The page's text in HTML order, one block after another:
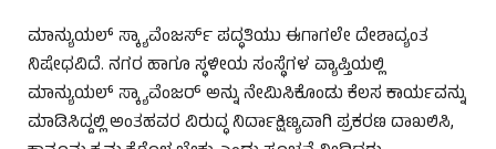
ಮಾನ್ಯುಯಲ್ ಸ್ಕ್ಯಾವೆಂಜರ್ಸ್ ಪದ್ಧತಿಯು ಈಗಾಗಲೇ ದೇಶಾದ್ಯಂತ
ನಿಷೇಧವಿದೆ. ನಗರ ಹಾಗೂ ಸ್ಥಳೀಯ ಸಂಸ್ಥೆಗಳ ವ್ಯಾಪ್ತಿಯಲ್ಲಿ
ಮಾನ್ಯುಯಲ್ ಸ್ಕ್ಯಾವೆಂಜರ್ ಅನ್ನು ನೇಮಿಸಿಕೊಂಡು ಕೆಲಸ ಕಾರ್ಯವನ್ನು
ಮಾಡಿಸಿದ್ದಲ್ಲಿ ಅಂತಹವರ ವಿರುದ್ಧ ನಿರ್ದಾಕ್ಷಿಣ್ಯವಾಗಿ ಪ್ರಕರಣ ದಾಖಲಿಸಿ,